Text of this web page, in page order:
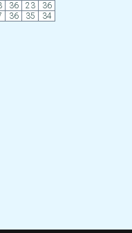
36 23
36
36 35 34